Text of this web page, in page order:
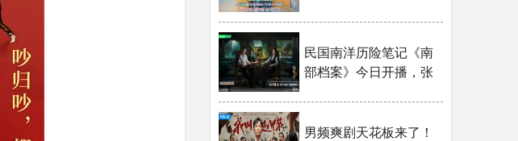
民国南洋历险笔记《南
部档案》今日开播，张
男频爽剧天花板来了！